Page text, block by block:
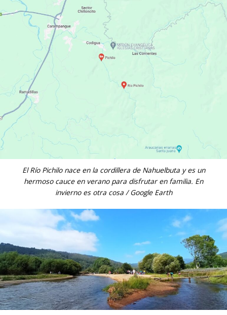
El Río Pichilo nace en la cordillera de Nahuelbuta y es un
hermoso cauce en verano para disfrutar en familia. En
invierno es otra cosa / Google Earth